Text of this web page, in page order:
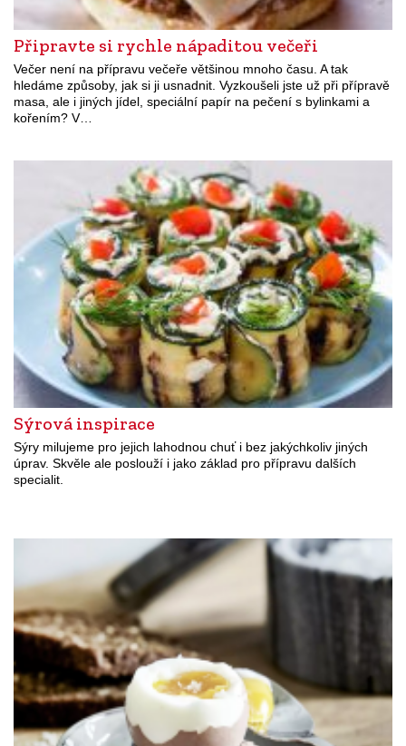
Připravte si rychle nápaditou večeři
Večer není na přípravu večeře většinou mnoho času. A tak
hledáme způsoby, jak si ji usnadnit. Vyzkoušeli jste už při přípravě
masa, ale i jiných jídel, speciální papír na pečení s bylinkami a
kořením? V…
Sýrová inspirace
Sýry milujeme pro jejich lahodnou chuť i bez jakýchkoliv jiných
úprav. Skvěle ale poslouží i jako základ pro přípravu dalších
specialit.